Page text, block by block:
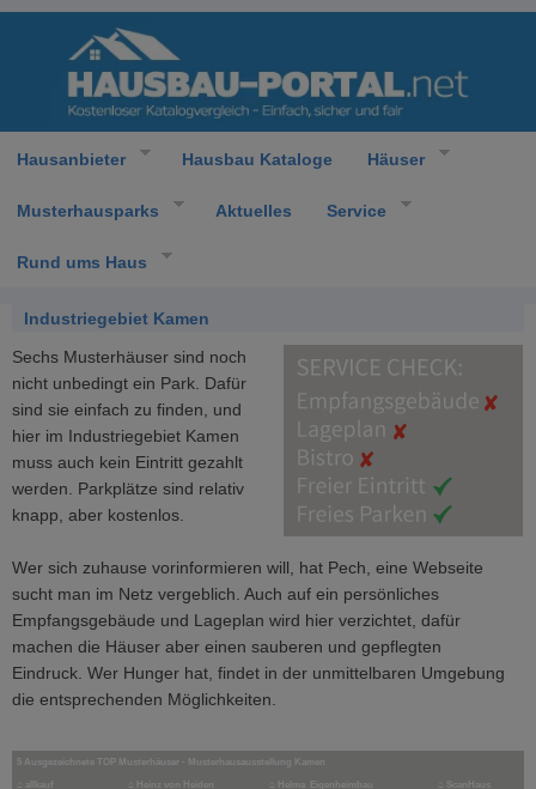
Hausanbieter Hausbau Kataloge Häuser
Musterhausparks Aktuelles Service
Rund ums Haus
Industriegebiet Kamen
Sechs Musterhäuser sind noch
nicht unbedingt ein Park. Dafür
sind sie einfach zu finden, und
hier im Industriegebiet Kamen
muss auch kein Eintritt gezahlt
werden. Parkplätze sind relativ
knapp, aber kostenlos.
Wer sich zuhause vorinformieren will, hat Pech, eine Webseite
sucht man im Netz vergeblich. Auch auf ein persönliches
Empfangsgebäude und Lageplan wird hier verzichtet, dafür
machen die Häuser aber einen sauberen und gepflegten
Eindruck. Wer Hunger hat, findet in der unmittelbaren Umgebung
die entsprechenden Möglichkeiten.
5 Ausgezeichnete TOP Musterhäuser - Musterhausausstellung Kamen
⌂ allkauf ⌂ Heinz von Heiden ⌂ Helma Eigenheimbau ⌂ ScanHaus